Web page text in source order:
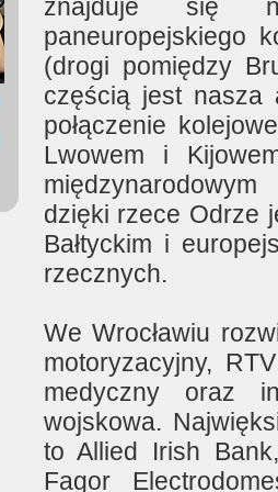
znajduje się
paneuropejskiego
(drogi pomiędzy
częścią jest nasza
połączenie
Lwowem i
dzięki rzece Odrze
Bałtyckim i
rzecznych.
We Wrocławiu
motoryzacyjny,
medyczny oraz
wojskowa.
to Allied Irish
Fagor